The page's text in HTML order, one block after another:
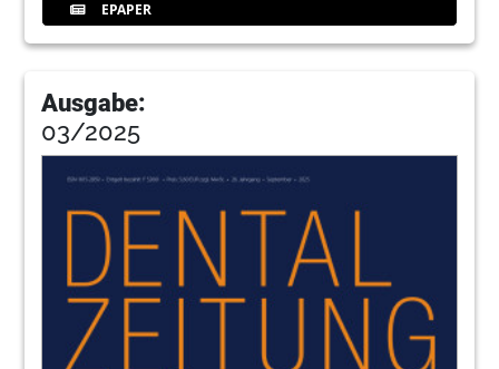
46Interview: Keine Spritze – find ich spitze!
Möglichkeiten der schmerz- und
Kinderzahnheilkunde
Prof. Dr. Katrin Bekes (Medizinische Universität
Wien) im Gespräch
subgingivalen Wurzelkaries bei einem
Alterspatienten mit parodontal
geschädigtem Gebiss
Jana Krauße / Grüna
SDI Germany GmbH
EPAPER
Ausgabe:
03/2025